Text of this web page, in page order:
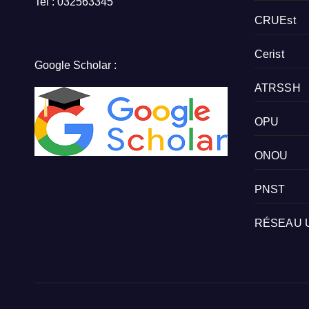
Google Scholar :
CRUEst
Cerist
ATRSSH
OPU
ONOU
PNST
RÉSEAU